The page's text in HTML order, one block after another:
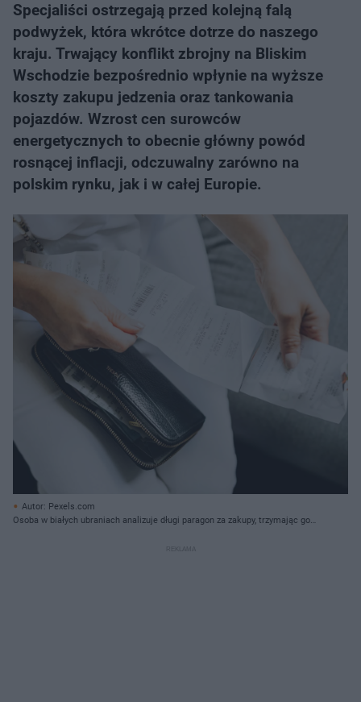
Specjaliści ostrzegają przed kolejną falą
podwyżek, która wkrótce dotrze do naszego
kraju. Trwający konflikt zbrojny na Bliskim
Wschodzie bezpośrednio wpłynie na wyższe
koszty zakupu jedzenia oraz tankowania
pojazdów. Wzrost cen surowców
energetycznych to obecnie główny powód
rosnącej inflacji, odczuwalny zarówno na
polskim rynku, jak i w całej Europie.
Autor: Pexels.com
Osoba w białych ubraniach analizuje długi paragon za zakupy, trzymając go
rachunkami, co symbolizuje rosnące koszty życia i inflację, o której czytać